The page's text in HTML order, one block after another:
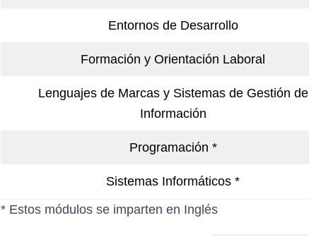
Entornos de Desarrollo
Formación y Orientación Laboral
Lenguajes de Marcas y Sistemas de Gestión de
Información
Programación *
Sistemas Informáticos *
* Estos módulos se imparten en Inglés